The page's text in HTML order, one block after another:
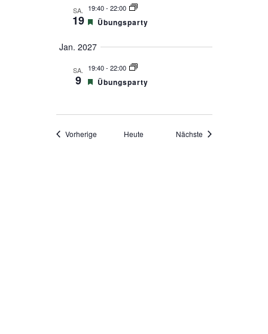
SA.
19
19:40- 22:00
Empfohlen
Übungsparty
Jan. 2027
SA.
9
19:40- 22:00
Empfohlen
Übungsparty
VorherigeVeranstaltungen
Heute Nächste Veranstaltungen